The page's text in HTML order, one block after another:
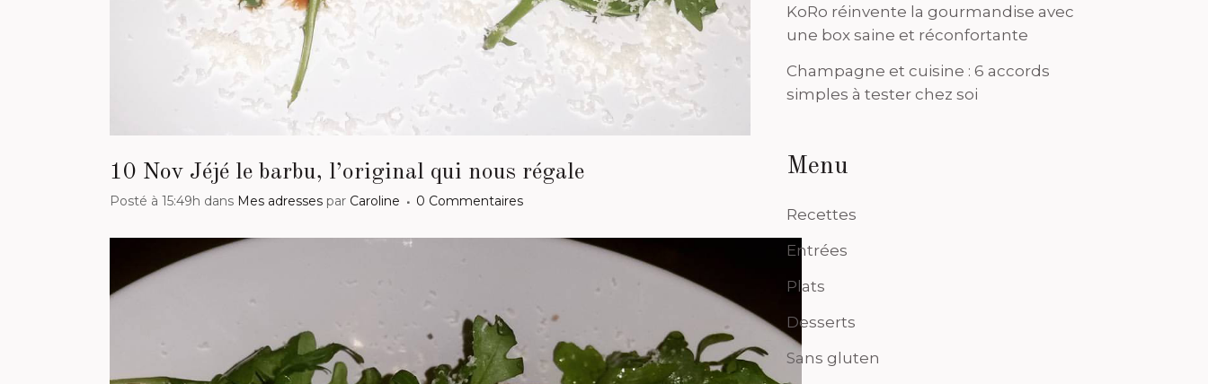
10 Nov Jéjé le barbu, l’original qui nous régale
Posté à 15:49h dans Mes adresses par Caroline 0 Commentaires
KoRo réinvente la gourmandise avec
une box saine et réconfortante
Champagne et cuisine : 6 accords
simples à tester chez soi
Menu
Recettes
Entrées
Plats
Desserts
Sans gluten